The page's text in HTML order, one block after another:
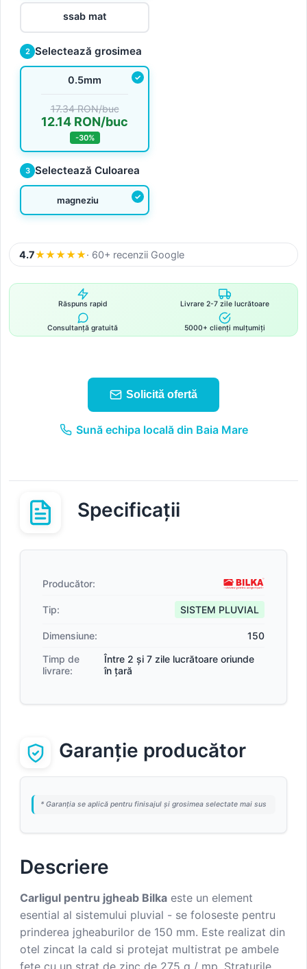
ssab mat
2 Selectează grosimea
0.5mm
17.34 RON/buc
12.14 RON/buc
-30%
3 Selectează Culoarea
magneziu
4.7★★★★★· 60+ recenzii Google
Răspuns rapid Livrare 2-7 zile lucrătoare
Consultanță gratuită 5000+ clienți mulțumiți
Solicită ofertă
Sună echipa locală din Baia Mare
Specificații
Producător:
Tip: SISTEM PLUVIAL
Dimensiune:
150
Timp de
livrare:
Între 2 și 7 zile lucrătoare oriunde
în țară
Garanție producător
* Garanția se aplică pentru finisajul și grosimea selectate mai sus
Descriere
Carligul pentru jgheab Bilka este un element
esential al sistemului pluvial - se foloseste pentru
prinderea jgheaburilor de 150 mm. Este realizat din
otel zincat la cald si protejat multistrat pe ambele
fete cu un strat de zinc de 275 g / mp. Straturile